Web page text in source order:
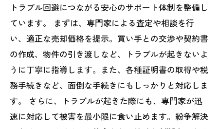
トラブル回避につながる安心のサポート体制を整備し
ています。 まずは、専門家による査定や相談を行
い、適正な売却価格を提示。買い手との交渉や契約書
の作成、物件の引き渡しなど、トラブルが起きないよ
うに丁寧に指導します。また、各種証明書の取得や税
務手続きなど、面倒な手続きにもしっかりと対応しま
す。 さらに、トラブルが起きた際にも、専門家が迅
速に対応して被害を最小限に食い止めます。紛争解決